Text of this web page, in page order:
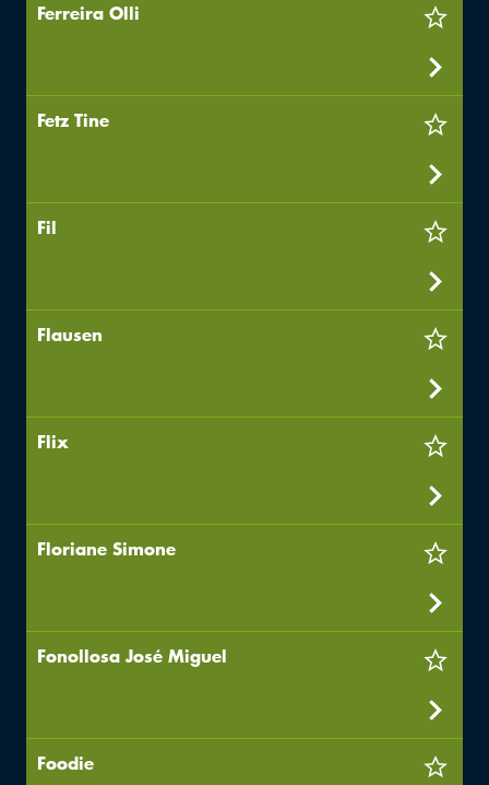
Ferreira Olli
Fetz Tine
Fil
Flausen
Flix
Floriane Simone
Fonollosa José Miguel
Foodie